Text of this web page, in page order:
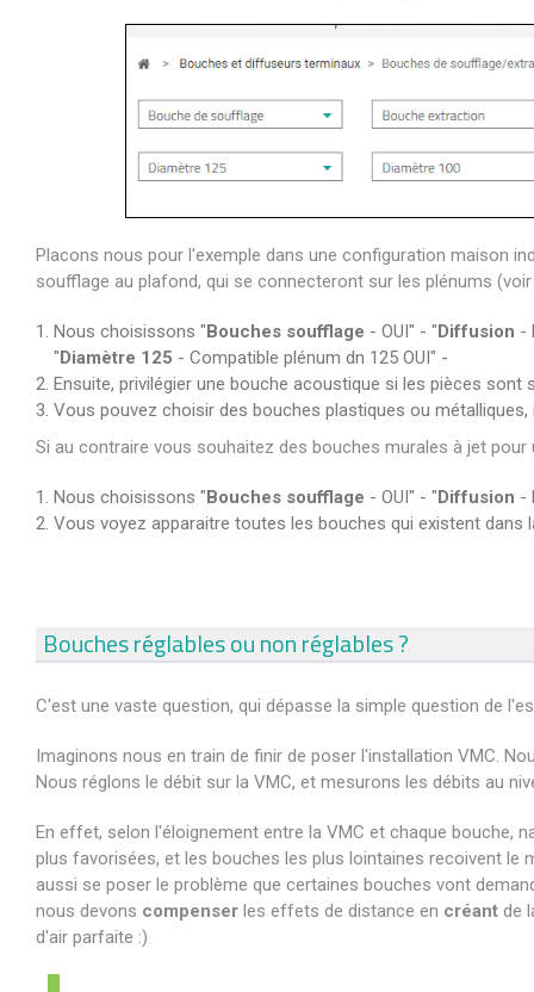
Placons nous pour l'exemple dans une configuration maison
soufflage au plafond, qui se connecteront sur les plénums
Nous choisissons "Bouches soufflage - OUI" - "Diffusion -
"Diamètre 125 - Compatible plénum dn 125 OUI" -
Ensuite, privilégier une bouche acoustique si les pièces
Vous pouvez choisir des bouches plastiques ou métalliques,
Si au contraire vous souhaitez des bouches murales à jet
Nous choisissons "Bouches soufflage - OUI" - "Diffusion -
Vous voyez apparaitre toutes les bouches qui existent
Bouches réglables ou non réglables ?
C'est une vaste question, qui dépasse la simple question de
Imaginons nous en train de finir de poser l'installation VMC.
Nous réglons le débit sur la VMC, et mesurons les débits au
En effet, selon l'éloignement entre la VMC et chaque bouche,
plus favorisées, et les bouches les plus lointaines recoivent le
aussi se poser le problème que certaines bouches vont
nous devons compenser les effets de distance en créant de
d'air parfaite :)